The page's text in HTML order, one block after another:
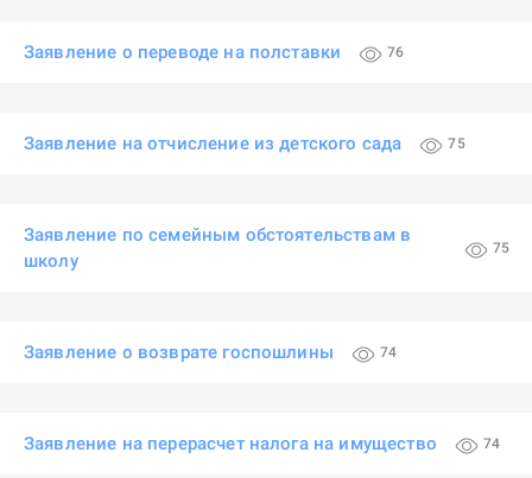
Заявление о переводе на полставки 76
Заявление на отчисление из детского сада 75
Заявление по семейным обстоятельствам в
школу
75
Заявление о возврате госпошлины 74
Заявление на перерасчет налога на имущество 74